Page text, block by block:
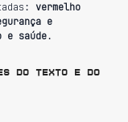
vermelho
e
saúde.
do texto e do